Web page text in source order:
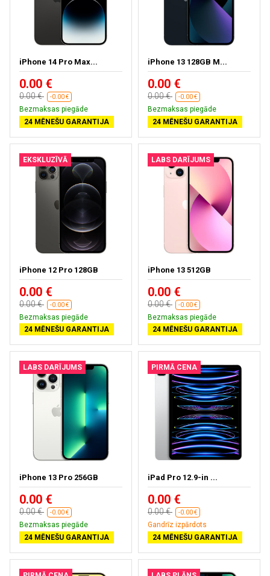
iPhone 14 Pro Max...
0.00 €
0.00 € -0.00 €
Bezmaksas piegāde
24 MĒNEŠU GARANTIJA
iPhone 13 128GB M...
0.00 €
0.00 € -0.00 €
Bezmaksas piegāde
24 MĒNEŠU GARANTIJA
EKSKLUZĪVĀ
iPhone 12 Pro 128GB
0.00 €
0.00 € -0.00 €
Bezmaksas piegāde
24 MĒNEŠU GARANTIJA
LABS DARĪJUMS
iPhone 13 512GB
0.00 €
0.00 € -0.00 €
Bezmaksas piegāde
24 MĒNEŠU GARANTIJA
LABS DARĪJUMS
iPhone 13 Pro 256GB
0.00 €
0.00 € -0.00 €
Bezmaksas piegāde
24 MĒNEŠU GARANTIJA
PIRMĀ CENA
iPad Pro 12.9-in ...
0.00 €
0.00 € -0.00 €
Gandrīz izpārdots
24 MĒNEŠU GARANTIJA